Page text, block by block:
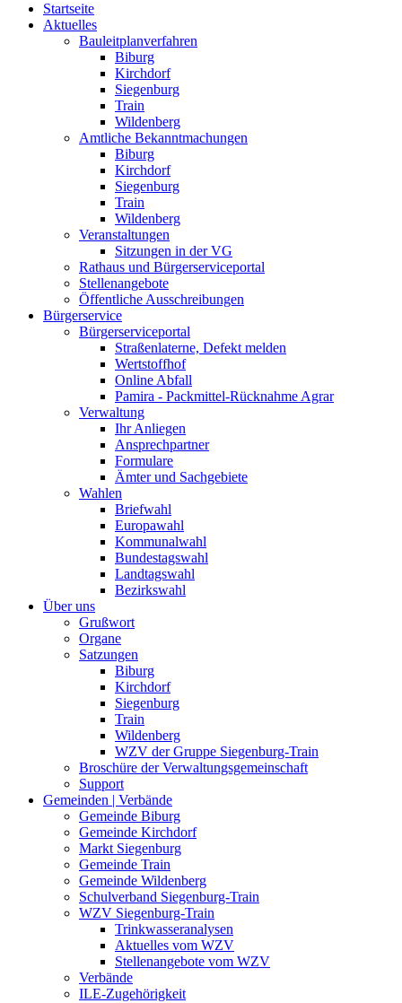
Startseite
Aktuelles
Bauleitplanverfahren
Biburg
Kirchdorf
Siegenburg
Train
Wildenberg
Amtliche Bekanntmachungen
Biburg
Kirchdorf
Siegenburg
Train
Wildenberg
Veranstaltungen
Sitzungen in der VG
Rathaus und Bürgerserviceportal
Stellenangebote
Öffentliche Ausschreibungen
Bürgerservice
Bürgerserviceportal
Straßenlaterne, Defekt melden
Wertstoffhof
Online Abfall
Pamira - Packmittel-Rücknahme Agrar
Verwaltung
Ihr Anliegen
Ansprechpartner
Formulare
Ämter und Sachgebiete
Wahlen
Briefwahl
Europawahl
Kommunalwahl
Bundestagswahl
Landtagswahl
Bezirkswahl
Über uns
Grußwort
Organe
Satzungen
Biburg
Kirchdorf
Siegenburg
Train
Wildenberg
WZV der Gruppe Siegenburg-Train
Broschüre der Verwaltungsgemeinschaft
Support
Gemeinden | Verbände
Gemeinde Biburg
Gemeinde Kirchdorf
Markt Siegenburg
Gemeinde Train
Gemeinde Wildenberg
Schulverband Siegenburg-Train
WZV Siegenburg-Train
Trinkwasseranalysen
Aktuelles vom WZV
Stellenangebote vom WZV
Verbände
ILE-Zugehörigkeit